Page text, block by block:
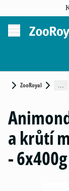
ZooRoyal ...
a krůtí
- 6x400g